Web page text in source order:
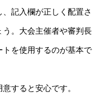
記入欄が正しく配置さ
。大会主催者や審判長
を使用するのが基本で
すると安心です。